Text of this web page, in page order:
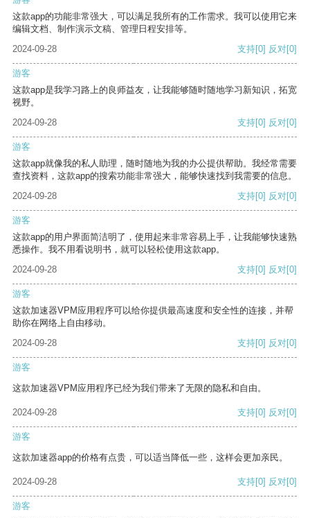
这款app的功能非常强大，可以满足我所有的工作需求。我可以使用它来
编辑文档、制作演示文稿、管理日程安排等。
2024-09-28
支持[0] 反对[0]
游客
这款app是我学习路上的良师益友，让我能够随时随地学习新知识，拓宽
视野。
2024-09-28
支持[0] 反对[0]
游客
这款app就像我的私人助理，随时随地为我的办公提供帮助。我经常需要
查找资料，这款app的搜索功能非常强大，能够快速找到我需要的信息。
2024-09-28
支持[0] 反对[0]
游客
这款app的用户界面简洁明了，使用起来非常容易上手，让我能够快速熟
悉操作。我不用看说明书，就可以轻松使用这款app。
2024-09-28
支持[0] 反对[0]
游客
这款加速器VPM应用程序可以给你提供最高速度和安全性的连接，并帮
助你在网络上自由移动。
2024-09-28
支持[0] 反对[0]
游客
这款加速器VPM应用程序已经为我们带来了无限的隐私和自由。
2024-09-28 支持[0] 反对[0]
游客
这款加速器app的价格有点贵，可以适当降低一些，这样会更加亲民。
2024-09-28 支持[0] 反对[0]
游客